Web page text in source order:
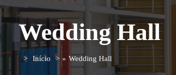
Wedding Hall
Início » Wedding Hall